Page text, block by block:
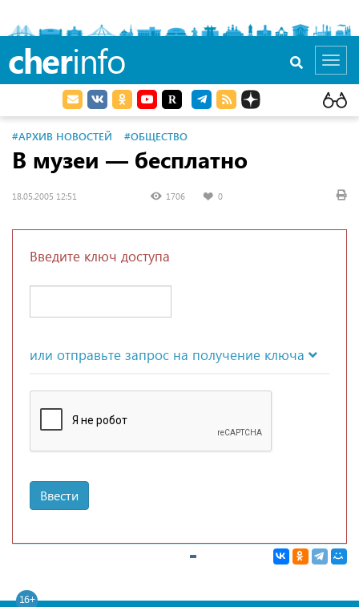
cherinfo
#АРХИВ НОВОСТЕЙ #ОБЩЕСТВО
В музеи — бесплатно
18.05.2005 12:51 1706 0
Введите ключ доступа
или отправьте запрос на получение ключа
Ввести
16+